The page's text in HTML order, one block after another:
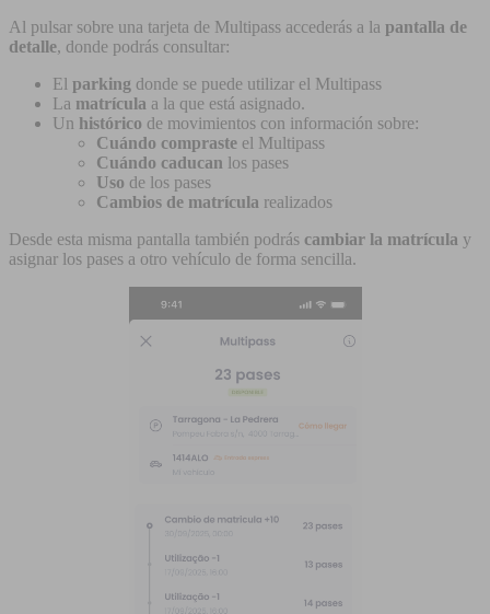
Al pulsar sobre una tarjeta de Multipass accederás a la pantalla de
detalle, donde podrás consultar:
El parking donde se puede utilizar el Multipass
La matrícula a la que está asignado.
Un histórico de movimientos con información sobre:
Cuándo compraste el Multipass
Cuándo caducan los pases
Uso de los pases
Cambios de matrícula realizados
Desde esta misma pantalla también podrás cambiar la matrícula y
asignar los pases a otro vehículo de forma sencilla.